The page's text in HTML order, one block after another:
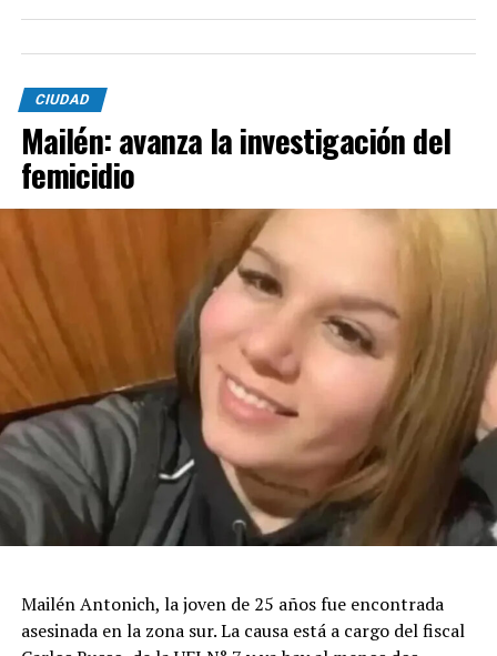
CIUDAD
Mailén: avanza la investigación del
femicidio
Mailén Antonich, la joven de 25 años fue encontrada
asesinada en la zona sur. La causa está a cargo del fiscal